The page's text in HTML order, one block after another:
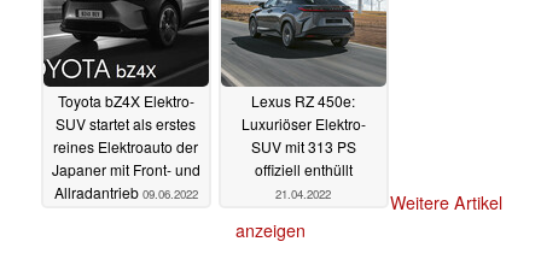
Toyota bZ4X Elektro-
SUV startet als erstes
reines Elektroauto der
Japaner mit Front- und
Allradantrieb 09.06.2022
Lexus RZ 450e:
Luxuriöser Elektro-
SUV mit 313 PS
offiziell enthüllt
21.04.2022
Weitere Artikel
anzeigen